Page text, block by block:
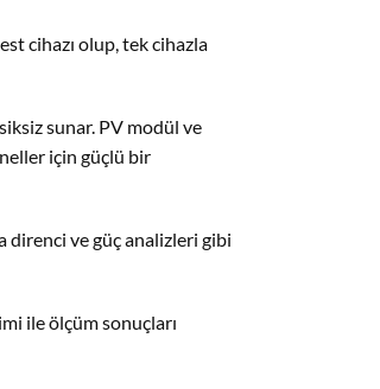
cihazı olup, tek cihazla
sunar. PV modül ve
için güçlü bir
direnci ve güç analizleri gibi
ile ölçüm sonuçları